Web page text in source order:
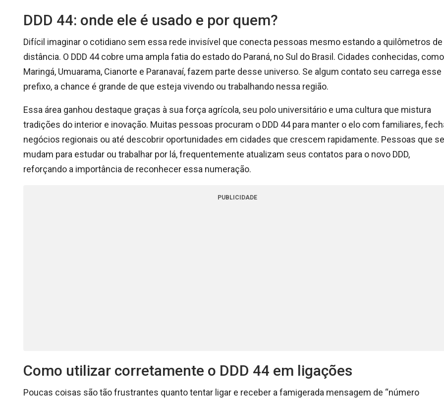
DDD 44: onde ele é usado e por quem?
Difícil imaginar o cotidiano sem essa rede invisível que conecta pessoas mesmo estando a quilômetros de
distância. O DDD 44 cobre uma ampla fatia do estado do Paraná, no Sul do Brasil. Cidades conhecidas, como
Maringá, Umuarama, Cianorte e Paranavaí, fazem parte desse universo. Se algum contato seu carrega esse
prefixo, a chance é grande de que esteja vivendo ou trabalhando nessa região.
Essa área ganhou destaque graças à sua força agrícola, seu polo universitário e uma cultura que mistura
tradições do interior e inovação. Muitas pessoas procuram o DDD 44 para manter o elo com familiares,
negócios regionais ou até descobrir oportunidades em cidades que crescem rapidamente. Pessoas que se
mudam para estudar ou trabalhar por lá, frequentemente atualizam seus contatos para o novo DDD,
reforçando a importância de reconhecer essa numeração.
PUBLICIDADE
Como utilizar corretamente o DDD 44 em ligações
Poucas coisas são tão frustrantes quanto tentar ligar e receber a famigerada mensagem de “número